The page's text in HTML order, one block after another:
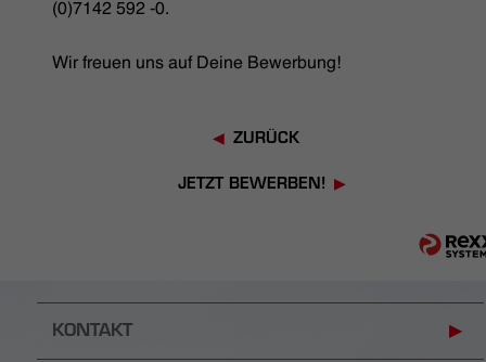
(0)7142 592 -0.
Wir freuen uns auf Deine Bewerbung!
ZURÜCK
JETZT BEWERBEN!
KONTAKT